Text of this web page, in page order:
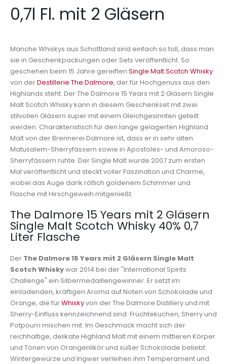
0,7l Fl. mit 2 Gläsern
Manche Whiskys aus Schottland sind einfach so toll, dass man
sie in Geschenkpackungen oder Sets veröffentlicht. So
geschehen beim 15 Jahre gereiften Single Malt Scotch Whisky
von derDestillerie The Dalmore, der für Hochgenuss aus den
Highlands steht. Der The Dalmore 15 Years mit 2 Gläsern Single
Malt Scotch Whisky kann in diesem Geschenkset mit zwei
stilvollen Gläsern super mit einem Gleichgesinnten geteilt
werden. Charakteristisch für den lange gelagerten Highland
Malt von der Brennerei Dalmore ist, dass er in sehr alten
Matusalem-Sherryfässern sowie in Apostoles- und Amoroso-
Sherryfässern ruhte. Der Single Malt wurde 2007 zum ersten
Mal veröffentlicht und steckt voller Faszination und Charme,
wobei das Auge dank rötlich goldenem Schimmer und
Flasche mit Hirschgeweih mitgenießt.
The Dalmore 15 Years mit 2 Gläsern
Single Malt Scotch Whisky 40% 0,7
Liter Flasche
Der The Dalmore 15 Years mit 2 Gläsern Single Malt
Scotch Whiskywar 2014 bei der "International Spirits
Challenge" ein Silbermedaillengewinner. Er setzt im
einladenden, kräftigen Aroma auf Noten von Schokolade und
Orange, die fürWhiskyvon der The Dalmore Distillery und mit
Sherry-Einfluss kennzeichnend sind. Früchtekuchen, Sherry und
Potpourri mischen mit. Im Geschmack macht sich der
reichhaltige, delikate Highland Malt mit einem mittleren Körper
und Tönen von Orangenlikör und süßer Schokolade beliebt.
Wintergewürze und Ingwer verleihen ihm Temperament und